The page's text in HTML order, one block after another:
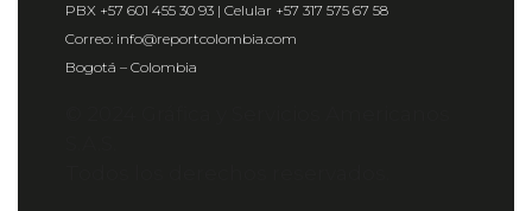
PBX +57 601 455 30 93 | Celular +57 317 575 67 58
Correo: info@reportcolombia.com
Bogotá – Colombia